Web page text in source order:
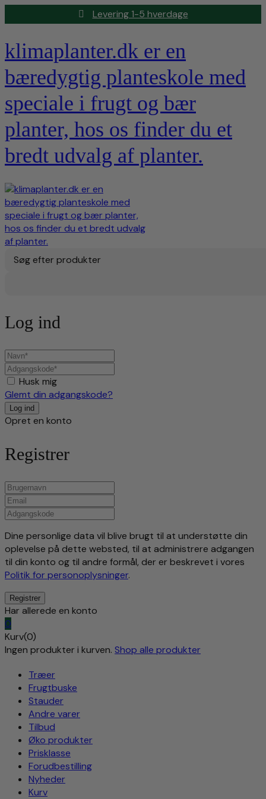
Levering 1-5 hverdage
klimaplanter.dk er en
bæredygtig planteskole med
speciale i frugt og bær
planter, hos os finder du et
bredt udvalg af planter.
Søg efter produkter
Log ind
Husk mig
Glemt din adgangskode?
Opret en konto
Registrer
Dine personlige data vil blive brugt til at understøtte din
oplevelse på dette websted, til at administrere adgangen
til din konto og til andre formål, der er beskrevet i vores
Politik for personoplysninger.
Har allerede en konto
0
Kurv(0)
Ingen produkter i kurven. Shop alle produkter
Træer
Frugtbuske
Stauder
Andre varer
Tilbud
Øko produkter
Prisklasse
Forudbestilling
Nyheder
Kurv